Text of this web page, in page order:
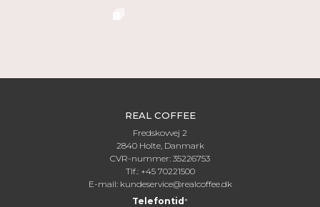
REAL COFFEE
Fredskovvej 2
2840 Holte, Danmark
CVR-nummer: 35226753
Tlf.: +45 70221500
E-mail: kundeservice@realcoffee.dk
Telefontid*